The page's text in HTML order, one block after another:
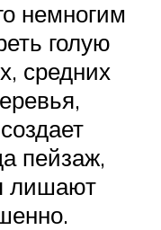
немногим
голую
средних
пейзаж,
лишают